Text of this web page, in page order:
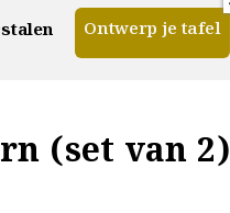
Ontwerp je tafel
(set van 2)